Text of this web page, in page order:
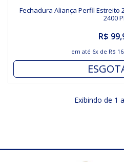
Fechadura Aliança Perfil Estreito
2400
R$
em até 6x de R$
Exibindo de 1